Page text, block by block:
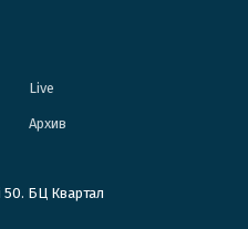
Live
Архив
50. БЦ Квартал